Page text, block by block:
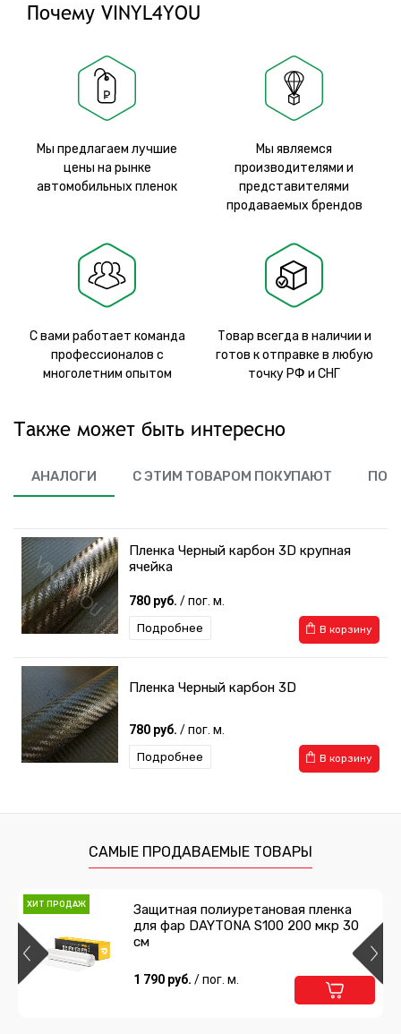
Почему VINYL4YOU
Мы предлагаем лучшие
цены на рынке
автомобильных пленок
Мы являемся
производителями и
представителями
продаваемых брендов
С вами работает команда
профессионалов с
многолетним опытом
Товар всегда в наличии и
готов к отправке в любую
точку РФ и СНГ
Также может быть интересно
АНАЛОГИ С ЭТИМ ТОВАРОМ ПОКУПАЮТ
Пленка Черный карбон 3D крупная
ячейка
780 руб. / пог. м.
В корзину
Подробнее
Пленка Черный карбон 3D
780 руб. / пог. м.
В корзину
Подробнее
САМЫЕ ПРОДАВАЕМЫЕ ТОВАРЫ
ХИТ ПРОДАЖ
Защитная полиуретановая пленка
для фар DAYTONA S100 200 мкр 30
см
1 790 руб. / пог. м.